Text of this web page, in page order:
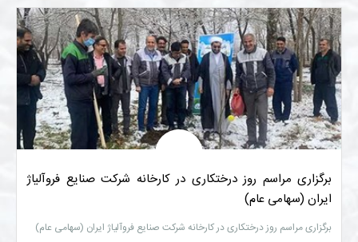
برگزاری مراسم روز درختکاری در کارخانه شرکت صنایع فروآلیاژ
ایران (سهامی عام)
برگزاری مراسم روز درختکاری در کارخانه شرکت صنایع فروآلیاژ ایران (سهامی عام)